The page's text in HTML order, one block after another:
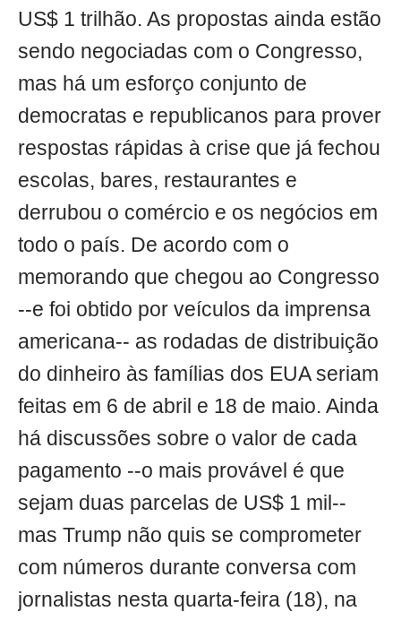
US$ 1 trilhão. As propostas ainda estão
sendo negociadas com o Congresso,
mas há um esforço conjunto de
democratas e republicanos para prover
respostas rápidas à crise que já fechou
escolas, bares, restaurantes e
derrubou o comércio e os negócios em
todo o país. De acordo com o
memorando que chegou ao Congresso
--e foi obtido por veículos da imprensa
americana-- as rodadas de distribuição
do dinheiro às famílias dos EUA seriam
feitas em 6 de abril e 18 de maio. Ainda
há discussões sobre o valor de cada
pagamento --o mais provável é que
sejam duas parcelas de US$ 1 mil--
mas Trump não quis se comprometer
com números durante conversa com
jornalistas nesta quarta-feira (18), na